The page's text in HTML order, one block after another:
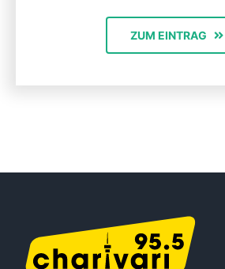
ZUM EINTRAG